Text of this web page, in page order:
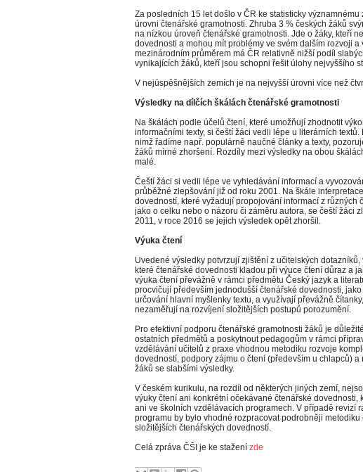
Za posledních 15 let došlo v ČR ke statisticky
úrovni čtenářské gramotnosti. Zhruba 3 % českých žáků
na nízkou úroveň čtenářské gramotnosti. Jde o žáky, kteří
dovednosti a mohou mít problémy ve svém dalším rozvoji
mezinárodním průměrem má ČR relativně nižší podíl
vynikajících žáků, kteří jsou schopni řešit úlohy nejvyššího
V nejúspěšnějších zemích je na nejvyšší úrovni více než
Výsledky na dílčích škálách čtenářské gramotnosti
Na škálách podle účelů čtení, které umožňují zhodnotit
informačními texty, si čeští žáci vedli lépe u literárních
nimž řadíme např. populárně naučné články a texty,
žáků mírné zhoršení. Rozdíly mezi výsledky na obou
malé.
Čeští žáci si vedli lépe ve vyhledávání informací a
průběžné zlepšování již od roku 2001. Na škále
dovedností, které vyžadují propojování informací z různých
jako o celku nebo o názoru či záměru autora, se čeští žáci
2011, v roce 2016 se jejich výsledek opět zhoršil.
Výuka čtení
Uvedené výsledky potvrzují zjištění z učitelských
které čtenářské dovednosti kladou při výuce čtení důraz a
výuka čtení převážně v rámci předmětu Český jazyk a
procvičují především jednodušší čtenářské dovednosti,
určování hlavní myšlenky textu, a využívají převážně
nezaměřují na rozvíjení složitějších postupů porozumění.
Pro efektivní podporu čtenářské gramotnosti žáků je
ostatních předmětů a poskytnout pedagogům v rámci
vzdělávání učitelů z praxe vhodnou metodiku rozvoje
dovedností, podpory zájmu o čtení (především u chlapců) a
žáků se slabšími výsledky.
V českém kurikulu, na rozdíl od některých jiných zemí,
výuky čtení ani konkrétní očekávané čtenářské dovednosti,
ani ve školních vzdělávacích programech. V případě revizí
programu by bylo vhodné rozpracovat podrobněji
složitějších čtenářských dovedností.
Celá zpráva ČŠI je ke stažení zde